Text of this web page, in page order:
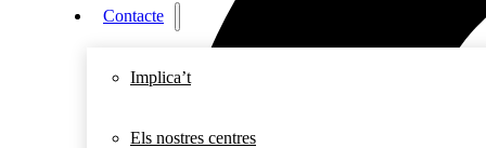
Contacte
Implica’t
Els nostres centres